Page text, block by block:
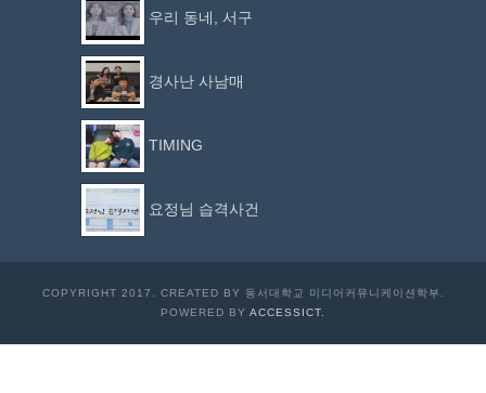
우리 동네, 서구
경사난 사남매
TIMING
요정님 습격사건
COPYRIGHT 2017. CREATED BY 동서대학교 미디어커뮤니케이션학부.
POWERED BY ACCESSICT.